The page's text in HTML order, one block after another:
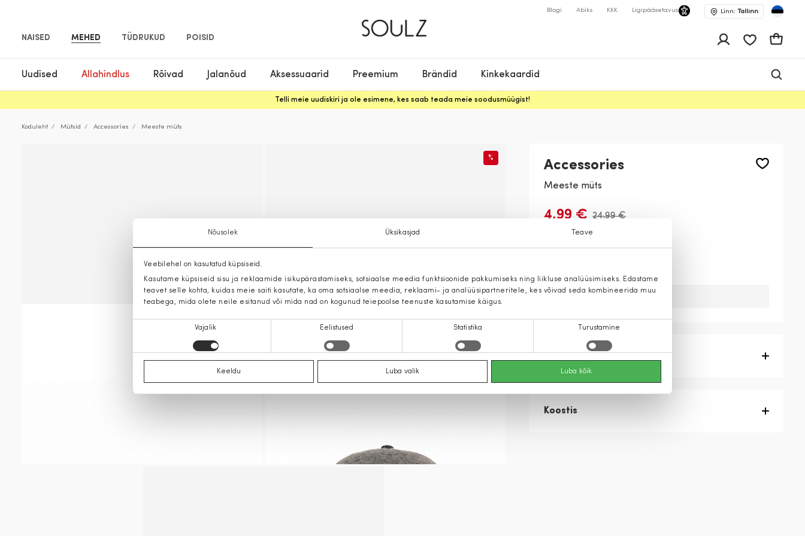
Nõusolek Üksikasjad Teave
Veebilehel on kasutatud küpsiseid.
Kasutame küpsiseid sisu ja reklaamide isikupärastamiseks, sotsiaalse meedia funktsioonide pakkumiseks ning liikluse analüüsimiseks. Edastame
teavet selle kohta, kuidas meie saiti kasutate, ka oma sotsiaalse meedia, reklaami- ja analüüsipartneritele, kes võivad seda kombineerida muu
teabega, mida olete neile esitanud või mida nad on kogunud teiepoolse teenuste kasutamise käigus.
Vajalik Eelistused Statistika Turustamine
Keeldu Luba valik Luba kõik
NAISED MEHED TÜDRUKUD POISID
Blogi Abiks KKK Ligipääsetavus Linn: Tallinn
Uudised Allahindlus Rõivad Jalanõud Aksessuaarid Preemium Brändid Kinkekaardid
Telli meie uudiskiri ja ole esimene, kes saab teada meie soodusmüügist!
Koduleht Mütsid Accessories Meeste müts
%
Accessories
Meeste müts
4,99 € 24,99 €
Tootekirjeldus
Koostis